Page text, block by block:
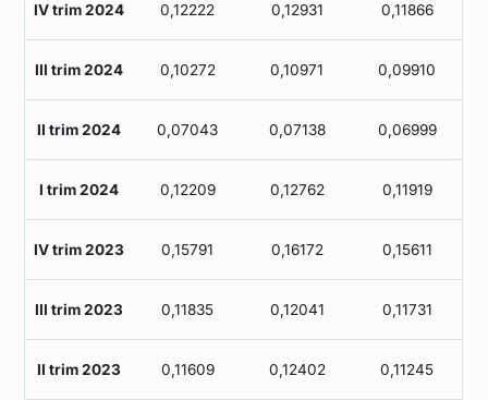
Febbraio 2022
Gennaio 2022
IV trim 2024 0,12222 0,12931 0,11866
III trim 2024 0,10272 0,10971 0,09910
II trim 2024 0,07043 0,07138 0,06999
I trim 2024 0,12209 0,12762 0,11919
IV trim 2023 0,15791 0,16172 0,15611
III trim 2023 0,11835 0,12041 0,11731
II trim 2023 0,11609 0,12402 0,11245